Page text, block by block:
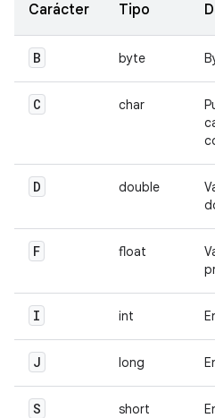
Carácter Tipo
B byte
C char
D double
F float
I int
J long
S short